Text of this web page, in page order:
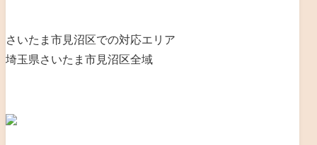
さいたま市見沼区での対応エリア
埼玉県さいたま市見沼区全域